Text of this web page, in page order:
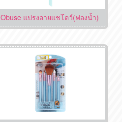
Obuse แปรงอายแชโดว์(ฟองน้ำ)